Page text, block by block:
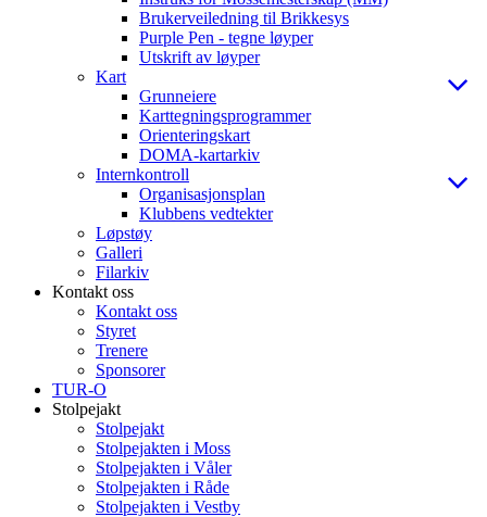
Brukerveiledning til Brikkesys
Purple Pen - tegne løyper
Utskrift av løyper
Kart
Grunneiere
Karttegningsprogrammer
Orienteringskart
DOMA-kartarkiv
Internkontroll
Organisasjonsplan
Klubbens vedtekter
Løpstøy
Galleri
Filarkiv
Kontakt oss
Kontakt oss
Styret
Trenere
Sponsorer
TUR-O
Stolpejakt
Stolpejakt
Stolpejakten i Moss
Stolpejakten i Våler
Stolpejakten i Råde
Stolpejakten i Vestby